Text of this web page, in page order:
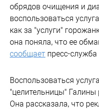
обрядов очищения и
воспользоваться
как за "услуги"
она поняла, что ее
сообщает пресс-
Воспользоваться
"целительницы"
Она рассказала, что